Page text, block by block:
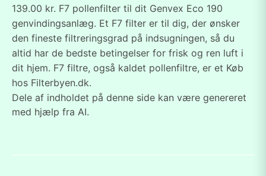
139.00 kr. F7 pollenfilter til dit Genvex Eco 190
genvindingsanlæg. Et F7 filter er til dig, der ønsker
den fineste filtreringsgrad på indsugningen, så du
altid har de bedste betingelser for frisk og ren luft i
dit hjem. F7 filtre, også kaldet pollenfiltre, er et Køb
hos Filterbyen.dk.
Dele af indholdet på denne side kan være genereret
med hjælp fra AI.